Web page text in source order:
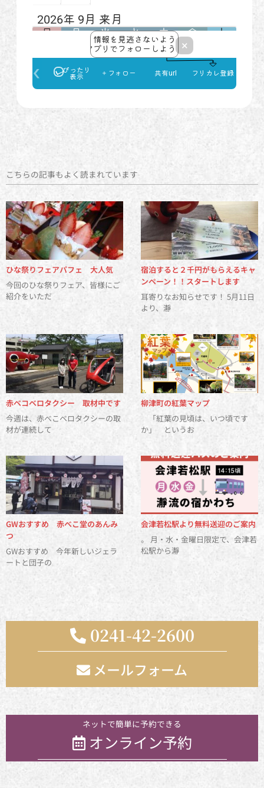
こちらの記事もよく読まれています
ひな祭りフェアパフェ 大人気
今回のひな祭りフェア、皆様にご
紹介をいただ
宿泊すると２千円がもらえるキャ
ンペーン！！スタートします
耳寄りなお知らせです！ 5月11日
より、瀞
赤ベコベロタクシー 取材中です
今週は、赤べこベロタクシーの取
材が連続して
柳津町の紅葉マップ
「紅葉の見頃は、いつ頃です
か」 というお
GWおすすめ 赤べこ堂のあんみ
つ
GWおすすめ 今年新しいジェラ
ートと団子の
会津若松駅より無料送迎のご案内
。 月・水・金曜日限定で、会津若
松駅から瀞
0241-42-2600
メールフォーム
お気軽にお問い合わせください
ネットで簡単に予約できる
オンライン予約